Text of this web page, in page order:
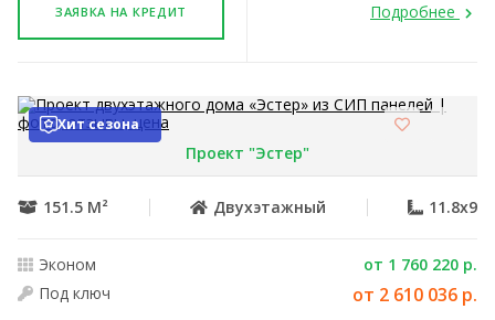
ЗАЯВКА НА КРЕДИТ Подробнее
Хит сезона
Проект "Эстер"
151.5 М² Двухэтажный 11.8x9
Эконом
от 1 760 220 р.
Под ключ
от 2 610 036 р.